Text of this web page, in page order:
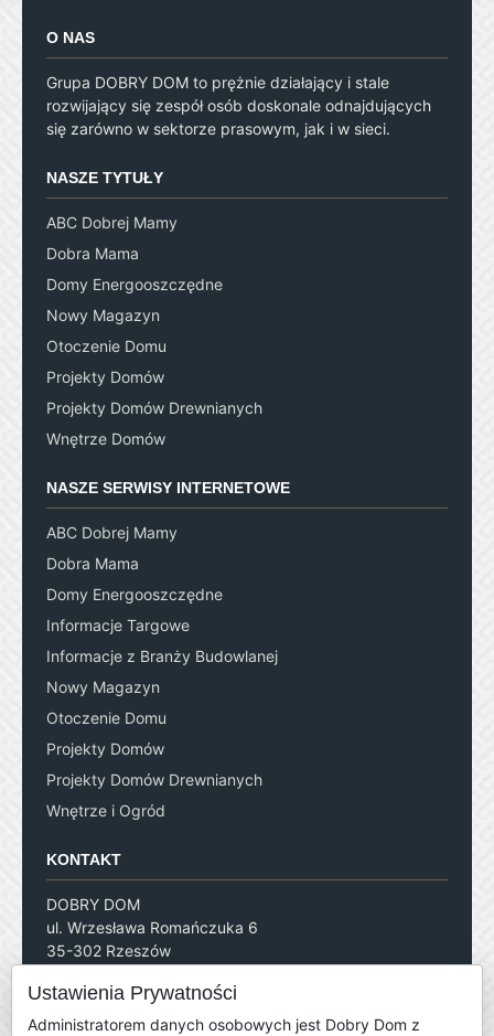
O NAS
Grupa DOBRY DOM to prężnie działający i stale
rozwijający się zespół osób doskonale odnajdujących
się zarówno w sektorze prasowym, jak i w sieci.
NASZE TYTUŁY
ABC Dobrej Mamy
Dobra Mama
Domy Energooszczędne
Nowy Magazyn
Otoczenie Domu
Projekty Domów
Projekty Domów Drewnianych
Wnętrze Domów
NASZE SERWISY INTERNETOWE
ABC Dobrej Mamy
Dobra Mama
Domy Energooszczędne
Informacje Targowe
Informacje z Branży Budowlanej
Nowy Magazyn
Otoczenie Domu
Projekty Domów
Projekty Domów Drewnianych
Wnętrze i Ogród
KONTAKT
DOBRY DOM
ul. Wrzesława Romańczuka 6
35-302 Rzeszów
redakcja@grupadobrydom.pl
tel. 17 852 52 20
Ustawienia Prywatności
Administratorem danych osobowych jest Dobry Dom z